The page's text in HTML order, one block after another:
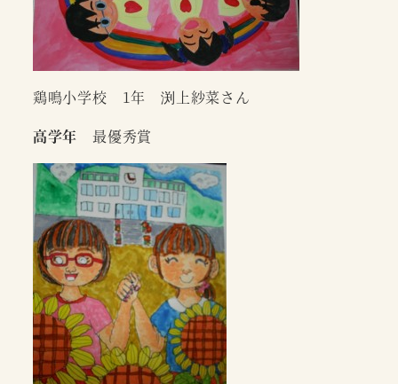
鶏鳴小学校 1年 渕上紗菜さん
高学年 最優秀賞